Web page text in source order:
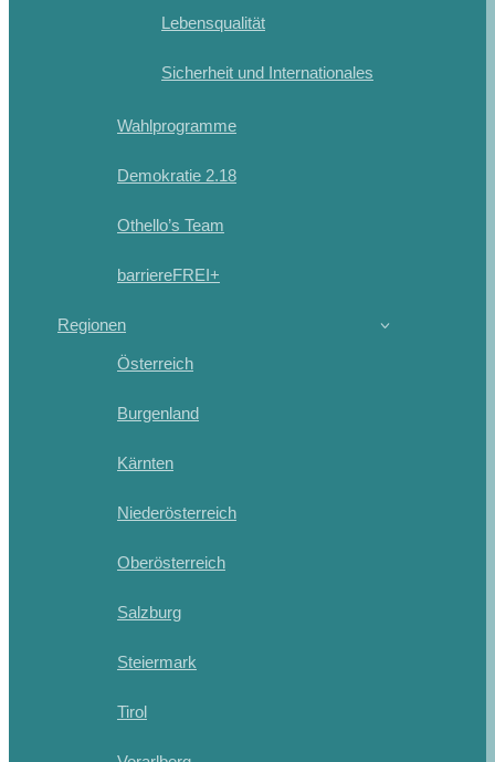
Lebensqualität
Sicherheit und Internationales
Wahlprogramme
Demokratie 2.18
Othello’s Team
barriereFREI+
Regionen
Österreich
Burgenland
Kärnten
Niederösterreich
Oberösterreich
Salzburg
Steiermark
Tirol